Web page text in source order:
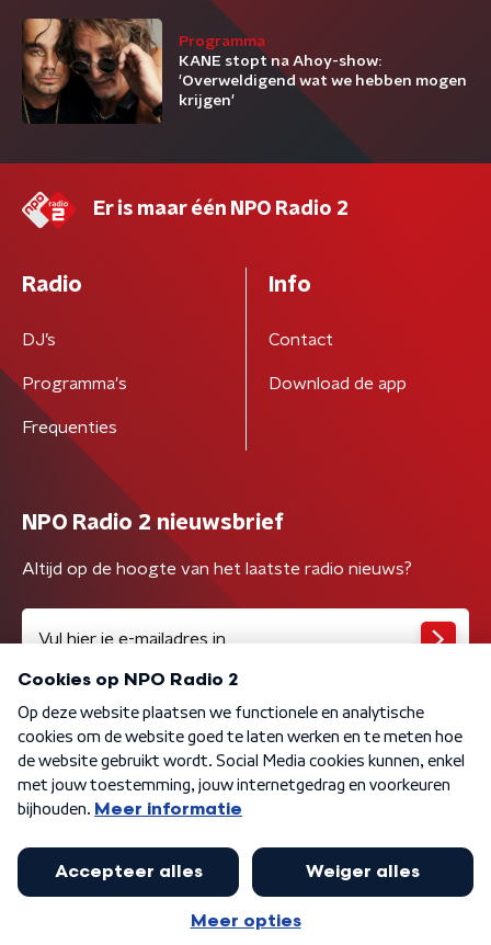
Programma
KANE stopt na Ahoy-show:
'Overweldigend wat we hebben mogen
krijgen'
Er is maar één NPO Radio 2
Radio
DJ’s
Programma's
Frequenties
Info
Contact
Download de app
NPO Radio 2 nieuwsbrief
Altijd op de hoogte van het laatste radio nieuws?
Algemene voorwaarden